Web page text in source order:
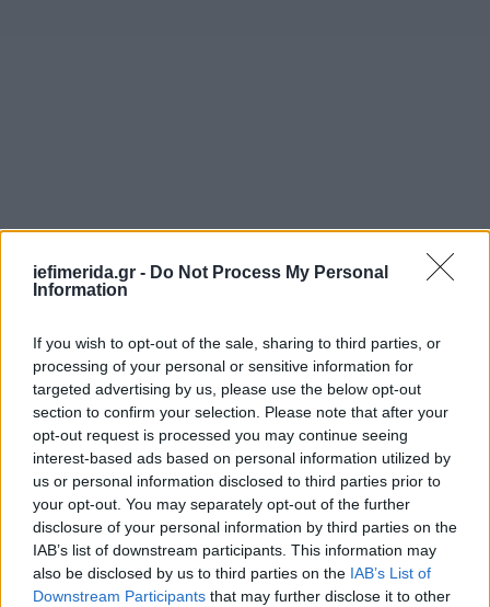
iefimerida.gr - Do Not Process My Personal
Information
If you wish to opt-out of the sale, sharing to third parties, or
processing of your personal or sensitive information for
targeted advertising by us, please use the below opt-out
section to confirm your selection. Please note that after your
opt-out request is processed you may continue seeing
interest-based ads based on personal information utilized by
us or personal information disclosed to third parties prior to
your opt-out. You may separately opt-out of the further
disclosure of your personal information by third parties on the
IAB’s list of downstream participants. This information may
also be disclosed by us to third parties on the IAB’s List of
Downstream Participants that may further disclose it to other
Για τη Διεθνή Αμνηστία Αυστρίας, ο νόμος «συνιστά
κατάφωρη διάκριση προς τις νεαρές
μουσουλμάνες» και δημιουργεί τον κίνδυνο «να
τροφοδοτήσει τις υφιστάμενες προκαταλήψεις και
τα στερεότυπα προς τους μουσουλμάνους».